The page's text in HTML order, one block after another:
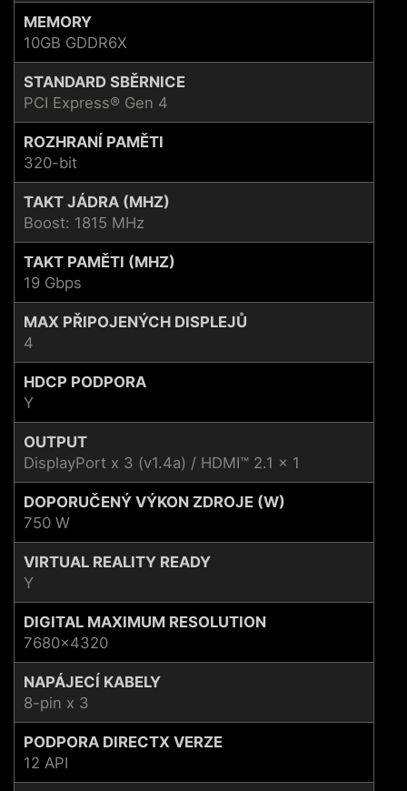
MEMORY
10GB GDDR6X
STANDARD SBĚRNICE
PCI Express® Gen 4
ROZHRANÍ PAMĚTI
320-bit
TAKT JÁDRA (MHZ)
Boost: 1815 MHz
TAKT PAMĚTI (MHZ)
19 Gbps
MAX PŘIPOJENÝCH DISPLEJŮ
4
HDCP PODPORA
Y
OUTPUT
DisplayPort x 3 (v1.4a) / HDMI™ 2.1 x 1
DOPORUČENÝ VÝKON ZDROJE (W)
750 W
VIRTUAL REALITY READY
Y
DIGITAL MAXIMUM RESOLUTION
7680x4320
NAPÁJECÍ KABELY
8-pin x 3
PODPORA DIRECTX VERZE
12 API